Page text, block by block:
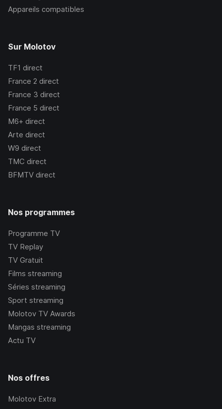
Appareils compatibles
Sur Molotov
TF1 direct
France 2 direct
France 3 direct
France 5 direct
M6+ direct
Arte direct
W9 direct
TMC direct
BFMTV direct
Nos programmes
Programme TV
TV Replay
TV Gratuit
Films streaming
Séries streaming
Sport streaming
Molotov TV Awards
Mangas streaming
Actu TV
Nos offres
Molotov Extra